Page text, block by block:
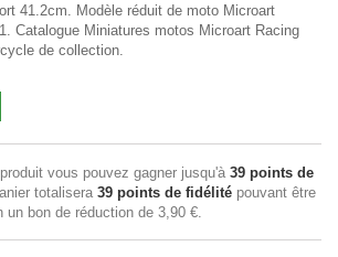
41.2cm. Modèle réduit de moto Microart
Catalogue Miniatures motos Microart Racing
de collection.
vous pouvez gagner jusqu'à 39 points de
totalisera 39 points de fidélité pouvant être
un bon de réduction de 3,90 €.